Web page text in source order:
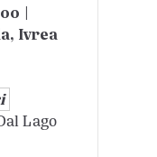
|
Ivrea
Lago